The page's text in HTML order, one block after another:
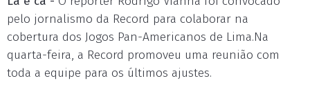
pelo jornalismo da Record para colaborar na
cobertura dos Jogos Pan-Americanos de Lima.Na
quarta-feira, a Record promoveu uma reunião com
toda a equipe para os últimos ajustes.